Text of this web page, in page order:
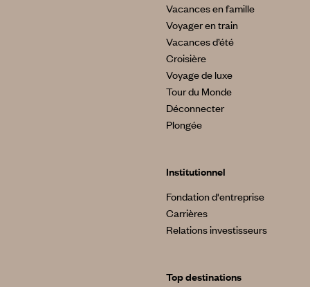
Vacances en famille
Voyager en train
Vacances d’été
Croisière
Voyage de luxe
Tour du Monde
Déconnecter
Plongée
Institutionnel
Fondation d'entreprise
Carrières
Relations investisseurs
Top destinations